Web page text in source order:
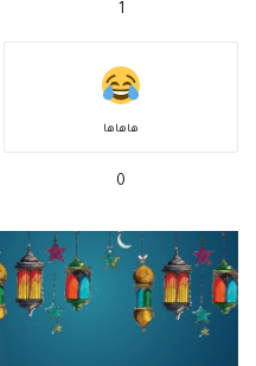
1
هاهاها
0